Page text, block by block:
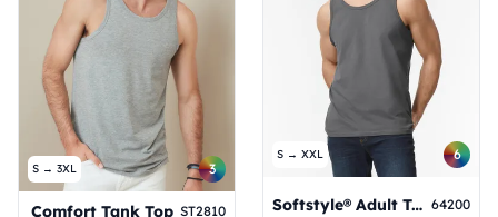
S → 3XL 3
Comfort Tank Top ST2810
S → XXL 6
Softstyle® Adult Tank Top 64200